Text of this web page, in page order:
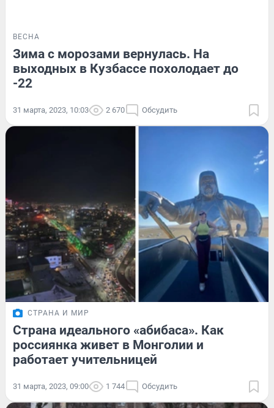
ВЕСНА
Зима с морозами вернулась. На
выходных в Кузбассе похолодает до
-22
31 марта, 2023, 10:03 2 670 Обсудить
СТРАНА И МИР
Страна идеального «абибаса». Как
россиянка живет в Монголии и
работает учительницей
31 марта, 2023, 09:00 1 744 Обсудить